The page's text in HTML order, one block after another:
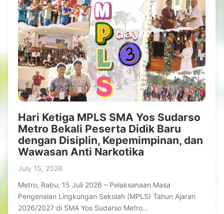
Hari Ketiga MPLS SMA Yos Sudarso
Metro Bekali Peserta Didik Baru
dengan Disiplin, Kepemimpinan, dan
Wawasan Anti Narkotika
July 15, 2026
Metro, Rabu, 15 Juli 2026 – Pelaksanaan Masa
Pengenalan Lingkungan Sekolah (MPLS) Tahun Ajaran
2026/2027 di SMA Yos Sudarso Metro...